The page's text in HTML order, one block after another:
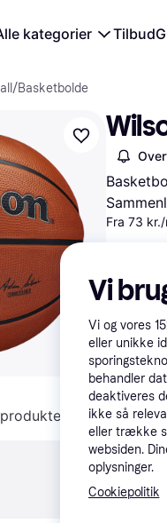
kategorier Tilbud
/Basketbolde
Fra 73
Vi
Vi og vores
eller unikke
behandler
deaktiveres
ikke så
eller trække
websiden.
oplysninger.
Cookiepolitik